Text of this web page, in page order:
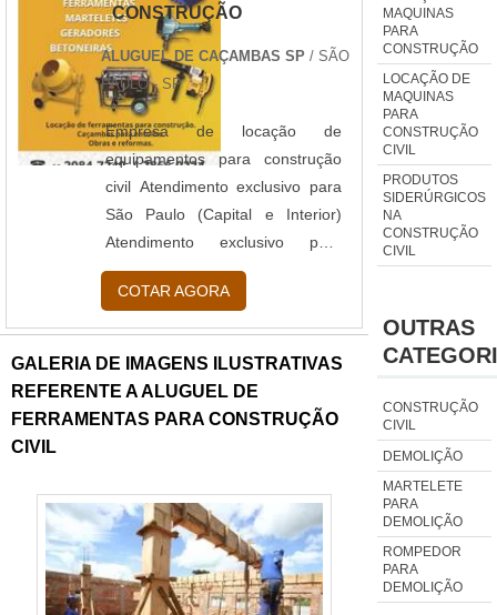
- Maior qualidade em termos de
construção; - Bom custo x
benefício; - Preço acessível; -
Entre outros. Saiba mais sobe a
are....
CONSTRUÇÃO
ALUGUEL DE CAÇAMBAS SP/ SÃO
PAULO - SP
Empresa de locação de
equipamentos para construção
civil Atendimento exclusivo para
São Paulo (Capital e Interior)
Atendimento exclusivo para
empresas A Diademáquinas é
uma Empresa de locação de
equipamentos para construção
civil, que conta com uma
variedade de equipamentos que
atendem as necessidades e
serviços da Empresa de locação
de equipamentos para
construção civil Diademáquinas,
o....
COTAR AGORA
GALERIA DE IMAGENS ILUSTRATIVAS
REFERENTE A ALUGUEL DE
FERRAMENTAS PARA CONSTRUÇÃO
CIVIL
MAQUINAS
PARA
CONSTRUÇÃO
LOCAÇÃO DE
MAQUINAS
PARA
CONSTRUÇÃO
CIVIL
PRODUTOS
SIDERÚRGICOS
NA
CONSTRUÇÃO
CIVIL
OUTRAS
CONSTRUÇÃO
CIVIL
DEMOLIÇÃO
MARTELETE
PARA
DEMOLIÇÃO
ROMPEDOR
PARA
DEMOLIÇÃO